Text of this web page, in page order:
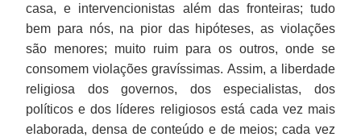
casa, e intervencionistas além das fronteiras; tudo
bem para nós, na pior das hipóteses, as violações
são menores; muito ruim para os outros, onde se
consomem violações gravíssimas. Assim, a liberdade
religiosa dos governos, dos especialistas, dos
políticos e dos líderes religiosos está cada vez mais
elaborada, densa de conteúdo e de meios; cada vez